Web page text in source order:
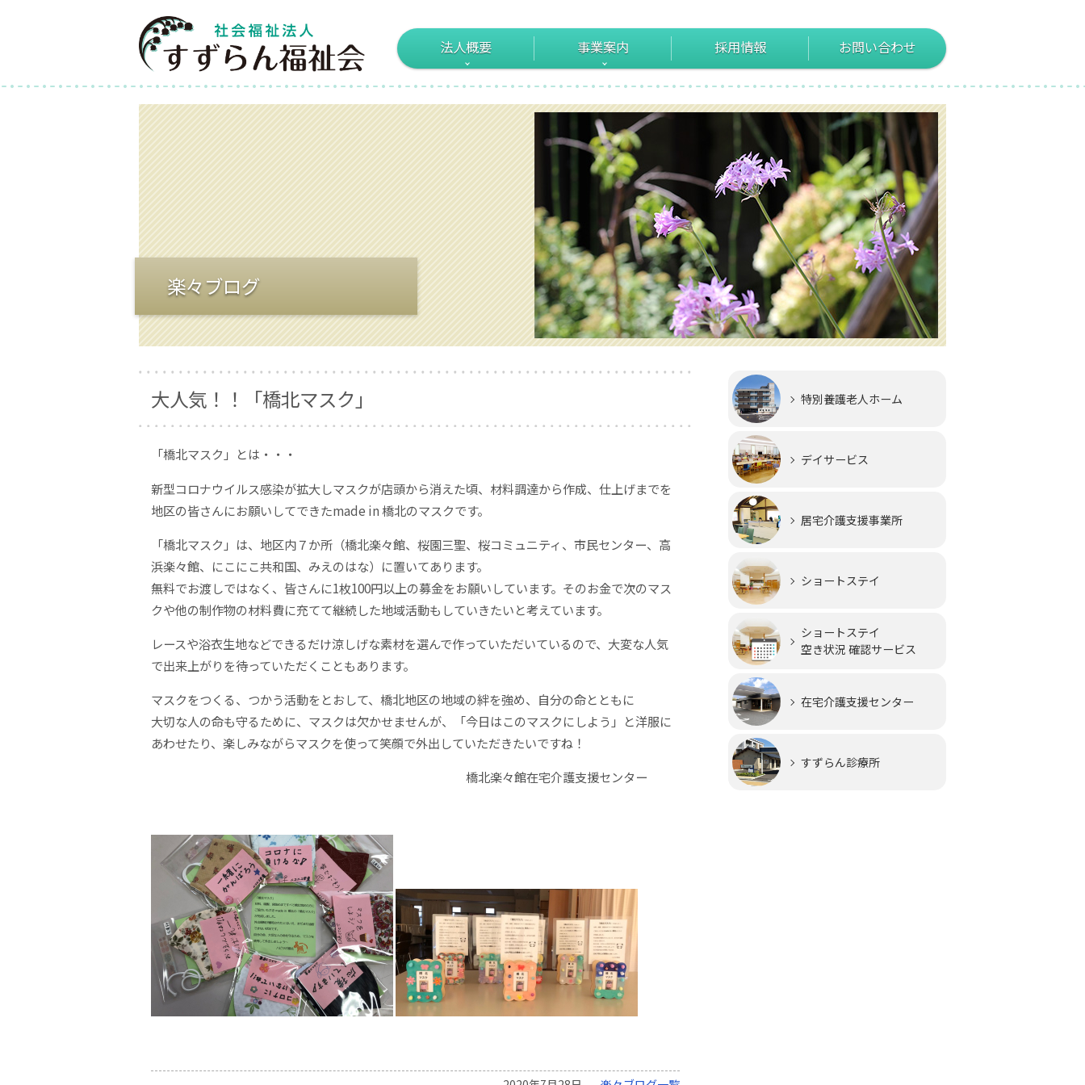
法人概要 事業案内 採用情報 お問い合わせ
楽々ブログ
大人気！！「橋北マスク」
「橋北マスク」とは・・・
新型コロナウイルス感染が拡大しマスクが店頭から消えた頃、材料調達から作成、仕上げまでを
地区の皆さんにお願いしてできたmade in 橋北のマスクです。
「橋北マスク」は、地区内７か所（橋北楽々館、桜園三聖、桜コミュニティ、市民センター、高
浜楽々館、にこにこ共和国、みえのはな）に置いてあります。
無料でお渡しではなく、皆さんに1枚100円以上の募金をお願いしています。そのお金で次のマス
クや他の制作物の材料費に充てて継続した地域活動もしていきたいと考えています。
レースや浴衣生地などできるだけ涼しげな素材を選んで作っていただいているので、大変な人気
で出来上がりを待っていただくこともあります。
マスクをつくる、つかう活動をとおして、橋北地区の地域の絆を強め、自分の命とともに
大切な人の命も守るために、マスクは欠かせませんが、「今日はこのマスクにしよう」と洋服に
あわせたり、楽しみながらマスクを使って笑顔で外出していただきたいですね！
橋北楽々館在宅介護支援センター
特別養護老人ホーム
デイサービス
居宅介護支援事業所
ショートステイ
ショートステイ
空き状況 確認サービス
在宅介護支援センター
すずらん診療所